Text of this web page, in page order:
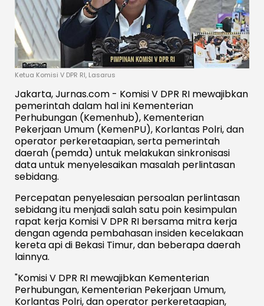
Ketua Komisi V DPR RI, Lasarus
Jakarta, Jurnas.com - Komisi V DPR RI mewajibkan
pemerintah dalam hal ini Kementerian
Perhubungan (Kemenhub), Kementerian
Pekerjaan Umum (KemenPU), Korlantas Polri, dan
operator perkeretaapian, serta pemerintah
daerah (pemda) untuk melakukan sinkronisasi
data untuk menyelesaikan masalah perlintasan
sebidang.
Percepatan penyelesaian persoalan perlintasan
sebidang itu menjadi salah satu poin kesimpulan
rapat kerja Komisi V DPR RI bersama mitra kerja
dengan agenda pembahasan insiden kecelakaan
kereta api di Bekasi Timur, dan beberapa daerah
lainnya.
"Komisi V DPR RI mewajibkan Kementerian
Perhubungan, Kementerian Pekerjaan Umum,
Korlantas Polri, dan operator perkeretaapian,